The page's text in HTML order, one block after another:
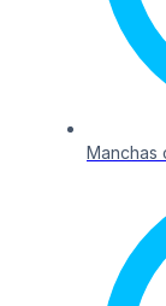
Manchas